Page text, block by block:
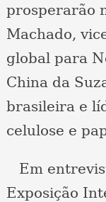
prosperarão
Machado,
global para
China da
brasileira e
celulose e
Em
Exposição